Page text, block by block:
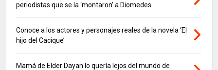
periodistas que se la ‘montaron’ a Diomedes
Conoce a los actores y personajes reales de la novela ‘El
hijo del Cacique’
Mamá de Elder Dayan lo quería lejos del mundo de